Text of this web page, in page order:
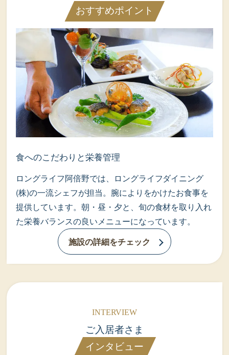
おすすめポイント
食へのこだわりと栄養管理
ロングライフ阿倍野では、ロングライフダイニング
(株)の一流シェフが担当。腕によりをかけたお食事を
提供しています。朝・昼・夕と、旬の食材を取り入れ
た栄養バランスの良いメニューになっています。
施設の詳細をチェック
ご入居者さま
インタビュー